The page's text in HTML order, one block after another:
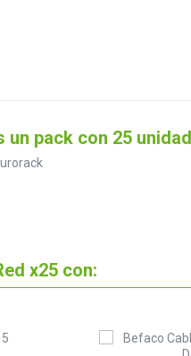
un pack con 25
x25 con: